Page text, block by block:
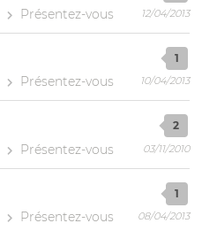
Présentez-vous 12/04/2013
Présentez-vous
1
10/04/2013
Présentez-vous
2
03/11/2010
Présentez-vous
1
08/04/2013